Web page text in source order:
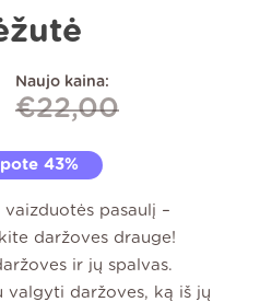
Naujo kaina:
€22,00
43%
pasaulį –
daržoves drauge!
ir jų spalvas.
daržoves, ką iš jų